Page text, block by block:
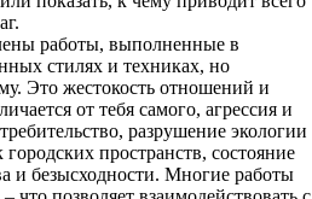
работы, выполненные в
стилях и техниках, но
Это жестокость отношений и
от тебя самого, агрессия и
разрушение экологии
городских пространств, состояние
и безысходности. Многие работы